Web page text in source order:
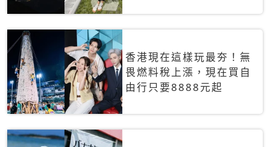
香港現在這樣玩最夯！無
畏燃料稅上漲，現在買自
由行只要8888元起